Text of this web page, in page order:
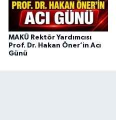
MAKÜ Rektör Yardımcısı
Prof. Dr. Hakan Öner’in Acı
Günü